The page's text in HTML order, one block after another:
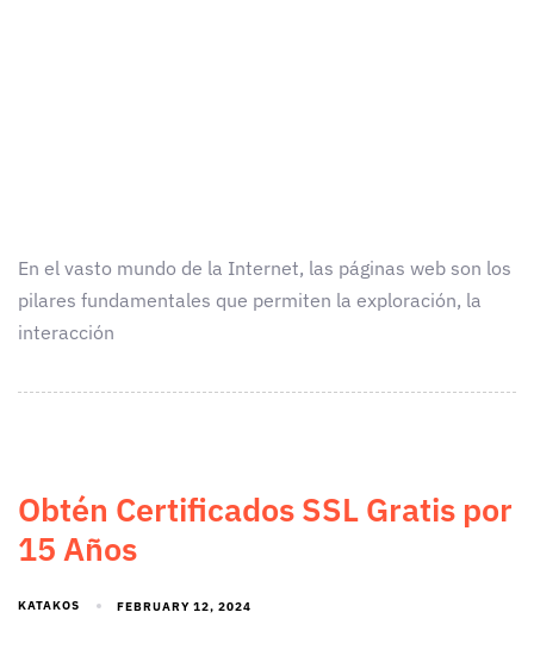
En el vasto mundo de la Internet, las páginas web son los
pilares fundamentales que permiten la exploración, la
interacción
Obtén Certificados SSL Gratis por
15 Años
KATAKOS FEBRUARY 12, 2024